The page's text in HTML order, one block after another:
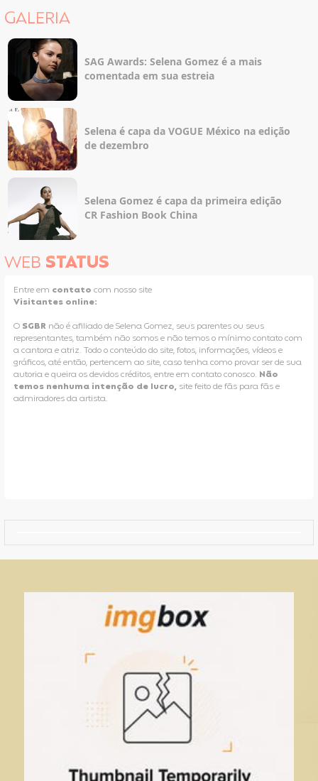
GALERIA
SAG Awards: Selena Gomez é a mais
comentada em sua estreia
Selena é capa da VOGUE México na edição
de dezembro
Selena Gomez é capa da primeira edição
CR Fashion Book China
WEB STATUS
Entre em contato com nosso site
Visitantes online:
O SGBR não é afiliado de Selena Gomez, seus parentes ou seus
representantes, também não somos e não temos o mínimo contato com
a cantora e atriz. Todo o conteúdo do site, fotos, informações, vídeos e
gráficos, até então, pertencem ao site, caso tenha como provar ser de sua
autoria e queira os devidos créditos, entre em contato conosco. Não
temos nenhuma intenção de lucro, site feito de fãs para fãs e
admiradores da artista.